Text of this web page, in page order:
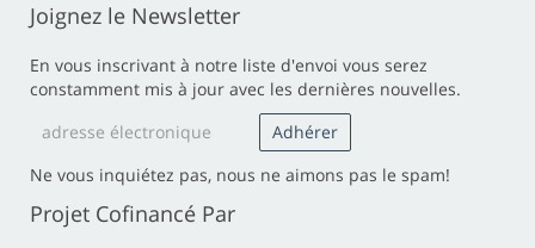
Joignez le Newsletter
En vous inscrivant à notre liste d'envoi vous serez
constamment mis à jour avec les dernières nouvelles.
Ne vous inquiétez pas, nous ne aimons pas le spam!
Projet Cofinancé Par